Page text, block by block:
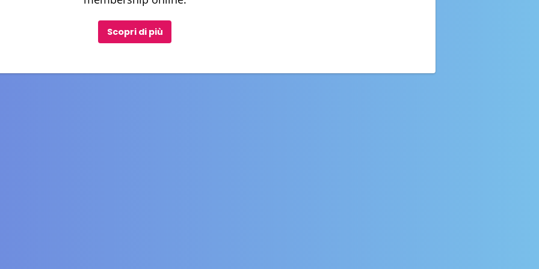
Scopri di più